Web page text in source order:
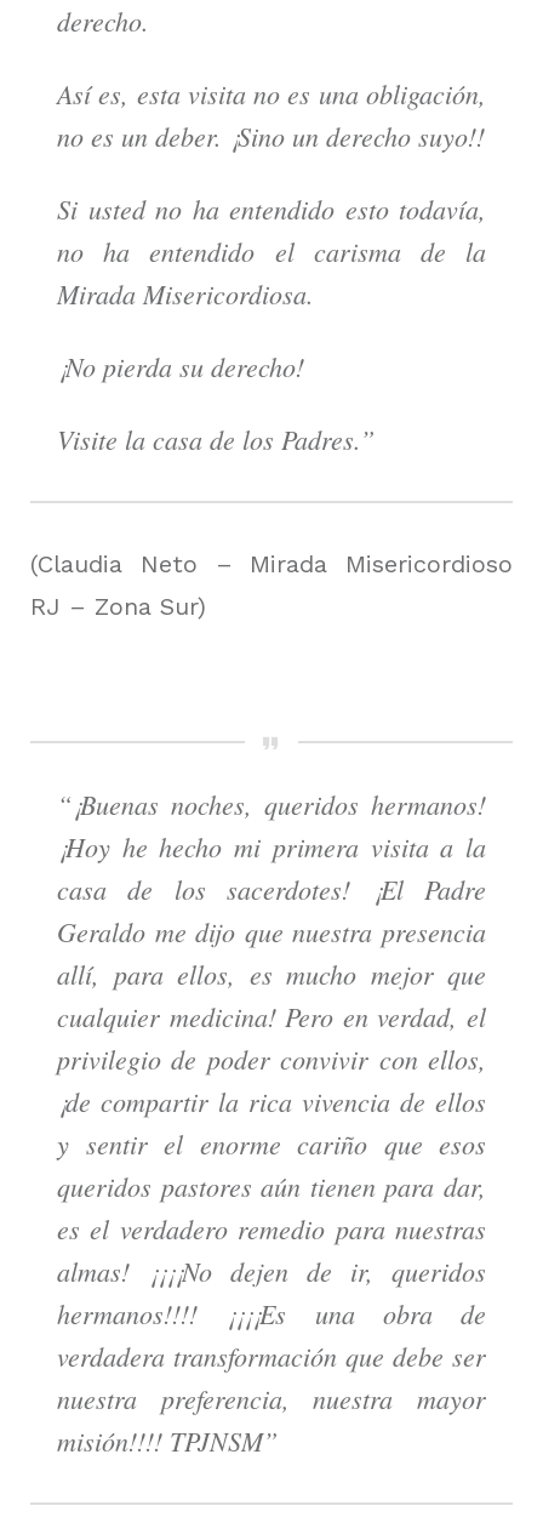
derecho.
Así es, esta visita no es una obligación,
no es un deber. ¡Sino un derecho suyo!!
Si usted no ha entendido esto todavía,
no ha entendido el carisma de la
Mirada Misericordiosa.
¡No pierda su derecho!
Visite la casa de los Padres.”
(Claudia Neto – Mirada Misericordioso
RJ – Zona Sur)
“¡Buenas noches, queridos hermanos!
¡Hoy he hecho mi primera visita a la
casa de los sacerdotes! ¡El Padre
Geraldo me dijo que nuestra presencia
allí, para ellos, es mucho mejor que
cualquier medicina! Pero en verdad, el
privilegio de poder convivir con ellos,
¡de compartir la rica vivencia de ellos
y sentir el enorme cariño que esos
queridos pastores aún tienen para dar,
es el verdadero remedio para nuestras
almas! ¡¡¡¡No dejen de ir, queridos
hermanos!!!! ¡¡¡¡Es una obra de
verdadera transformación que debe ser
nuestra preferencia, nuestra mayor
misión!!!! TPJNSM”